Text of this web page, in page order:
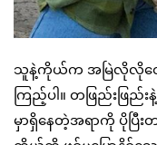
သူနဲ့ကိုယ်က အမြဲလိုလိုတွ
ကြည့်ပါ။ တဖြည်းဖြ
မှာရှိနေတဲ့အရာကို ပိုပြီး